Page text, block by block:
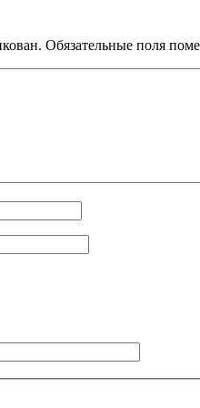
Обязательные поля